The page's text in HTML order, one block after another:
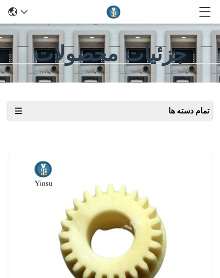
جزئیات محصولات
تمام دسته ها